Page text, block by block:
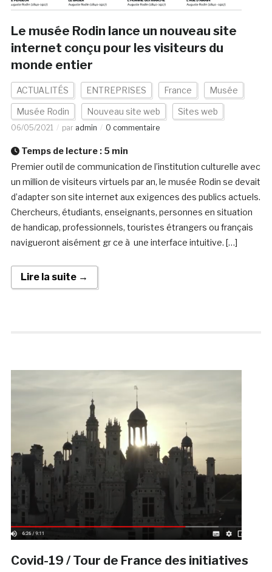
Le musée Rodin lance un nouveau site
internet conçu pour les visiteurs du
monde entier
ACTUALITÉS ENTREPRISES France Musée
Musée Rodin Nouveau site web Sites web
06/05/2021 par admin 0 commentaire
Temps de lecture : 5 min
Premier outil de communication de l’institution culturelle avec
un million de visiteurs virtuels par an, le musée Rodin se devait
d’adapter son site internet aux exigences des publics actuels.
Chercheurs, étudiants, enseignants, personnes en situation
de handicap, professionnels, touristes étrangers ou français
navigueront aisément gr ce à une interface intuitive. […]
Lire la suite →
Covid-19 / Tour de France des initiatives